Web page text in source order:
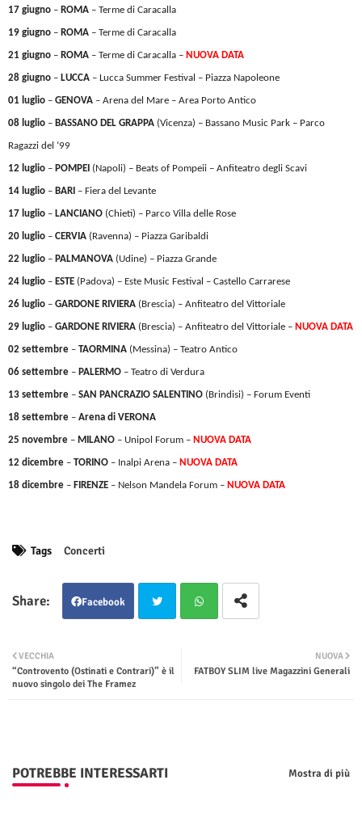
17 giugno – ROMA – Terme di Caracalla
19 giugno – ROMA – Terme di Caracalla
21 giugno – ROMA – Terme di Caracalla – NUOVA DATA
28 giugno – LUCCA – Lucca Summer Festival – Piazza Napoleone
01 luglio – GENOVA – Arena del Mare – Area Porto Antico
08 luglio – BASSANO DEL GRAPPA (Vicenza) – Bassano Music Park – Parco
Ragazzi del ‘99
12 luglio – POMPEI (Napoli) – Beats of Pompeii – Anfiteatro degli Scavi
14 luglio – BARI – Fiera del Levante
17 luglio – LANCIANO (Chieti) – Parco Villa delle Rose
20 luglio – CERVIA (Ravenna) – Piazza Garibaldi
22 luglio – PALMANOVA (Udine) – Piazza Grande
24 luglio – ESTE (Padova) – Este Music Festival – Castello Carrarese
26 luglio – GARDONE RIVIERA (Brescia) – Anfiteatro del Vittoriale
29 luglio – GARDONE RIVIERA (Brescia) – Anfiteatro del Vittoriale – NUOVA DATA
02 settembre – TAORMINA (Messina) – Teatro Antico
06 settembre – PALERMO – Teatro di Verdura
13 settembre – SAN PANCRAZIO SALENTINO (Brindisi) – Forum Eventi
18 settembre – Arena di VERONA
25 novembre – MILANO – Unipol Forum – NUOVA DATA
12 dicembre – TORINO – Inalpi Arena – NUOVA DATA
18 dicembre – FIRENZE – Nelson Mandela Forum – NUOVA DATA
Tags Concerti
Facebook
ter tsap
NUOVA
FATBOY SLIM live Magazzini Generali
VECCHIA
“Controvento (Ostinati e Contrari)” è il
nuovo singolo dei The Framez
POTREBBE INTERESSARTI Mostra di più